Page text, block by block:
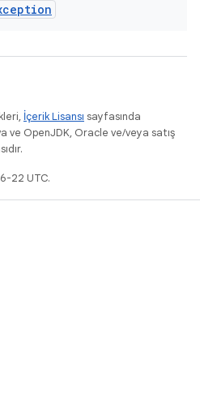
İçerik Lisansı sayfasında
ve OpenJDK, Oracle ve/veya satış
22 UTC.